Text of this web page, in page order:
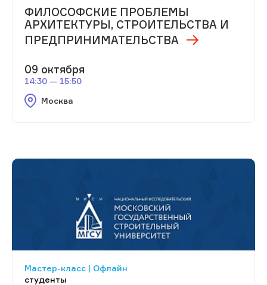
ФИЛОСОФСКИЕ ПРОБЛЕМЫ
АРХИТЕКТУРЫ, СТРОИТЕЛЬСТВА И
ПРЕДПРИНИМАТЕЛЬСТВА
09 октября
14:30 — 15:50
Москва
Мастер-класс | Офлайн
студенты